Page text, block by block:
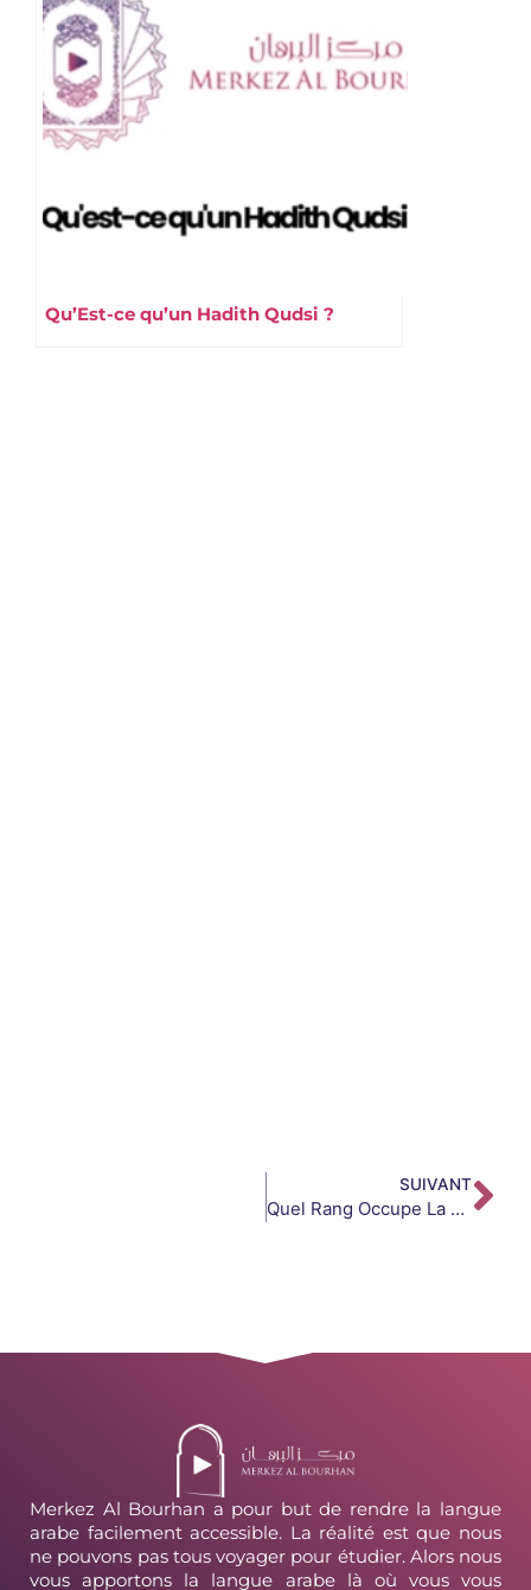
Qu’Est-ce qu’un Hadith Qudsi ?
SUIVANT
Quel Rang Occupe La Langue Arabe Dans Le Monde ?
Merkez Al Bourhan a pour but de rendre la langue
arabe facilement accessible. La réalité est que nous
ne pouvons pas tous voyager pour étudier. Alors nous
vous apportons la langue arabe là où vous vous